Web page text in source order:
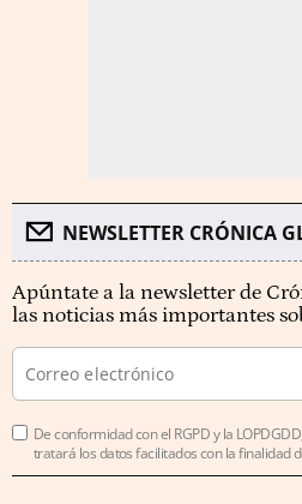
NEWSLETTER CRÓNICA
Apúntate a la newsletter de
las noticias más importantes
De conformidad con el RGPD y la
tratará los datos facilitados con la finalidad